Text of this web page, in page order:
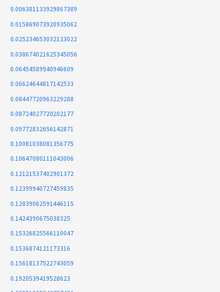
0.006381133929867389
0.015869073920935062
0.025234653032123022
0.038674021625345056
0.06454589940946609
0.06624644817142533
0.08447720963229288
0.08724027720202177
0.09772832656142871
0.10081038081356775
0.10647080111043006
0.12121537402901372
0.12399940727459835
0.12839062591446115
0.1424390675038325
0.15326825566110047
0.1536874121173316
0.15618137522743059
0.1920539419528623